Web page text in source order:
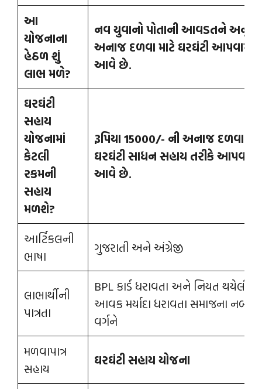
આ
યોજનાના
હેઠળ શું
લાભ મળે?
નવ યુવાનો પોતાની આવડતને
અનાજ દળવા માટે ઘરઘંટી આપવામાં
આવે છે.
ઘરઘંટી
સહાય
યોજનામાં
કેટલી
રકમની
સહાય
મળશે?
રૂપિયા 15000/- ની અનાજ દળવા
ઘરઘંટી સાધન સહાય તરીકે આપવામાં
આવે છે.
આર્ટિકલની
ભાષા
ગુજરાતી અને અંગ્રેજી
લાભાર્થીની
પાત્રતા
BPL કાર્ડ ધરાવતા અને નિયત થયેલી
આવક મર્યાદા ધરાવતા સમાજના નબળા
વર્ગને
મળવાપાત્ર
સહાય
ઘરઘંટી સહાય યોજના